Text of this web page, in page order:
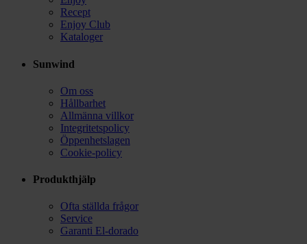
Recept
Enjoy Club
Kataloger
Sunwind
Om oss
Hållbarhet
Allmänna villkor
Integritetspolicy
Öppenhetslagen
Cookie-policy
Produkthjälp
Ofta ställda frågor
Service
Garanti El-dorado